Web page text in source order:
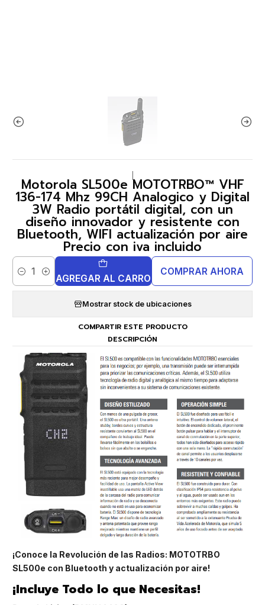
Motorola SL500e MOTOTRBO™ VHF
136-174 Mhz 99CH Analogico y Digital
3W Radio portátil digital, con un
diseño innovador y resistente con
Bluetooth, WIFI actualización por aire
Precio con iva incluido
Cantidad AGREGAR AL CARRO
COMPRAR AHORA
Mostrar stock de ubicaciones
COMPARTIR ESTE PRODUCTO
DESCRIPCIÓN
¡Conoce la Revolución de las Radios: MOTOTRBO
SL500e con Bluetooth y actualización por aire!
¡Incluye Todo lo que Necesitas!